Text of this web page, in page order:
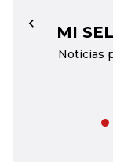
MI
Noticias
←